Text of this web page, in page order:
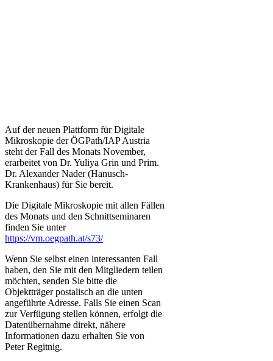
Auf der neuen Plattform für Digitale
Mikroskopie der ÖGPath/IAP Austria
steht der Fall des Monats November,
erarbeitet von Dr. Yuliya Grin und Prim.
Dr. Alexander Nader (Hanusch-
Krankenhaus) für Sie bereit.
Die Digitale Mikroskopie mit allen Fällen
des Monats und den Schnittseminaren
finden Sie unter
https://vm.oegpath.at/s73/
Wenn Sie selbst einen interessanten Fall
haben, den Sie mit den Mitgliedern teilen
möchten, senden Sie bitte die
Objektträger postalisch an die unten
angeführte Adresse. Falls Sie einen Scan
zur Verfügung stellen können, erfolgt die
Datenübernahme direkt, nähere
Informationen dazu erhalten Sie von
Peter Regitnig.